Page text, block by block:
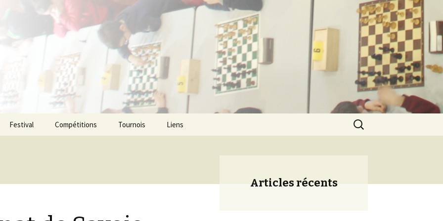
de l agglomération
Festival Compétitions Tournois Liens
Rechercher :
Articles récents